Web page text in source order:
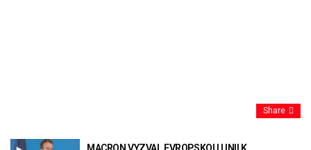
Share
MACRON VYZVAL EVROPSKOU UNII K